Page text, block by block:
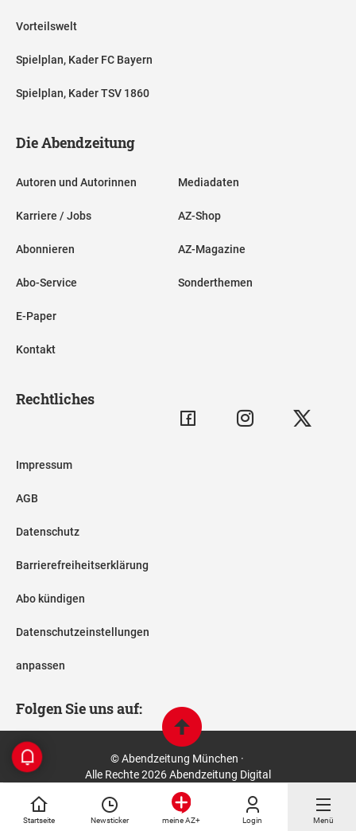
Startseite Newsticker meine AZ+ Login Menü
Vorteilswelt
Spielplan, Kader FC Bayern
Spielplan, Kader TSV 1860
Die Abendzeitung
Autoren und Autorinnen
Karriere / Jobs
Abonnieren
Abo-Service
E-Paper
Kontakt
Mediadaten
AZ-Shop
AZ-Magazine
Sonderthemen
Rechtliches
Impressum
AGB
Datenschutz
Barrierefreiheitserklärung
Abo kündigen
Datenschutzeinstellungen
anpassen
Folgen Sie uns auf:
© Abendzeitung München ·
Alle Rechte 2026 Abendzeitung Digital